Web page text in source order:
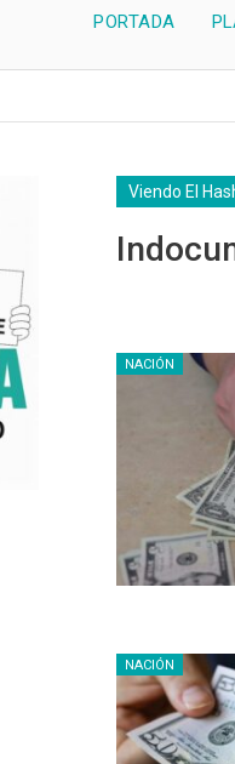
PORTADA
Viendo El
NACIÓN
NACIÓN